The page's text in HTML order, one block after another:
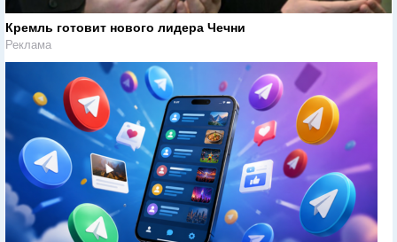
Кремль готовит нового лидера Чечни
Реклама